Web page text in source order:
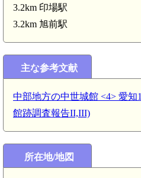
3.2km 印場駅
3.2km 旭前駅
主な参考文献
中部地方の中世城館 <4> 愛
館跡調査報告II,III)
所在地/地図